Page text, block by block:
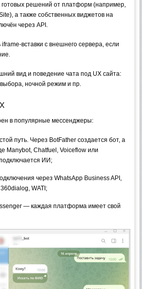
решений от платформ (например,
а также собственных виджетов на
через API.
вставки с внешнего сервера, если
вид и поведение чата под UX сайта:
ночной режим и пр.
в популярные мессенджеры:
путь. Через BotFather создается бот, а
Manybot, Chatfuel, Voiceflow или
ИИ;
через WhatsApp Business API,
WATI;
— каждая платформа имеет свой